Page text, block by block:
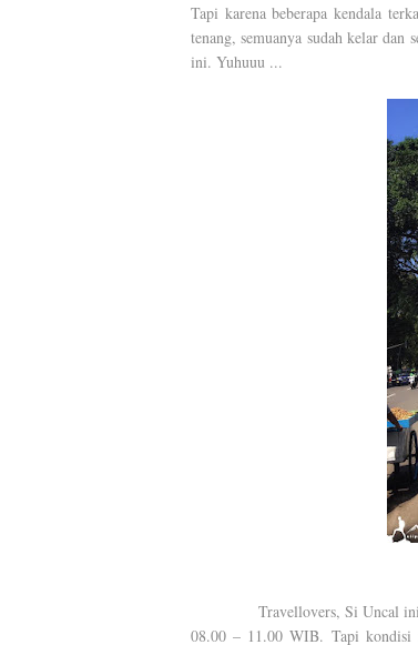
Tapi karena beberapa kendala
tenang, semuanya sudah kelar
ini. Yuhuuu ...
Travellovers, Si Uncal ini
08.00 – 11.00 WIB. Tapi kondisi